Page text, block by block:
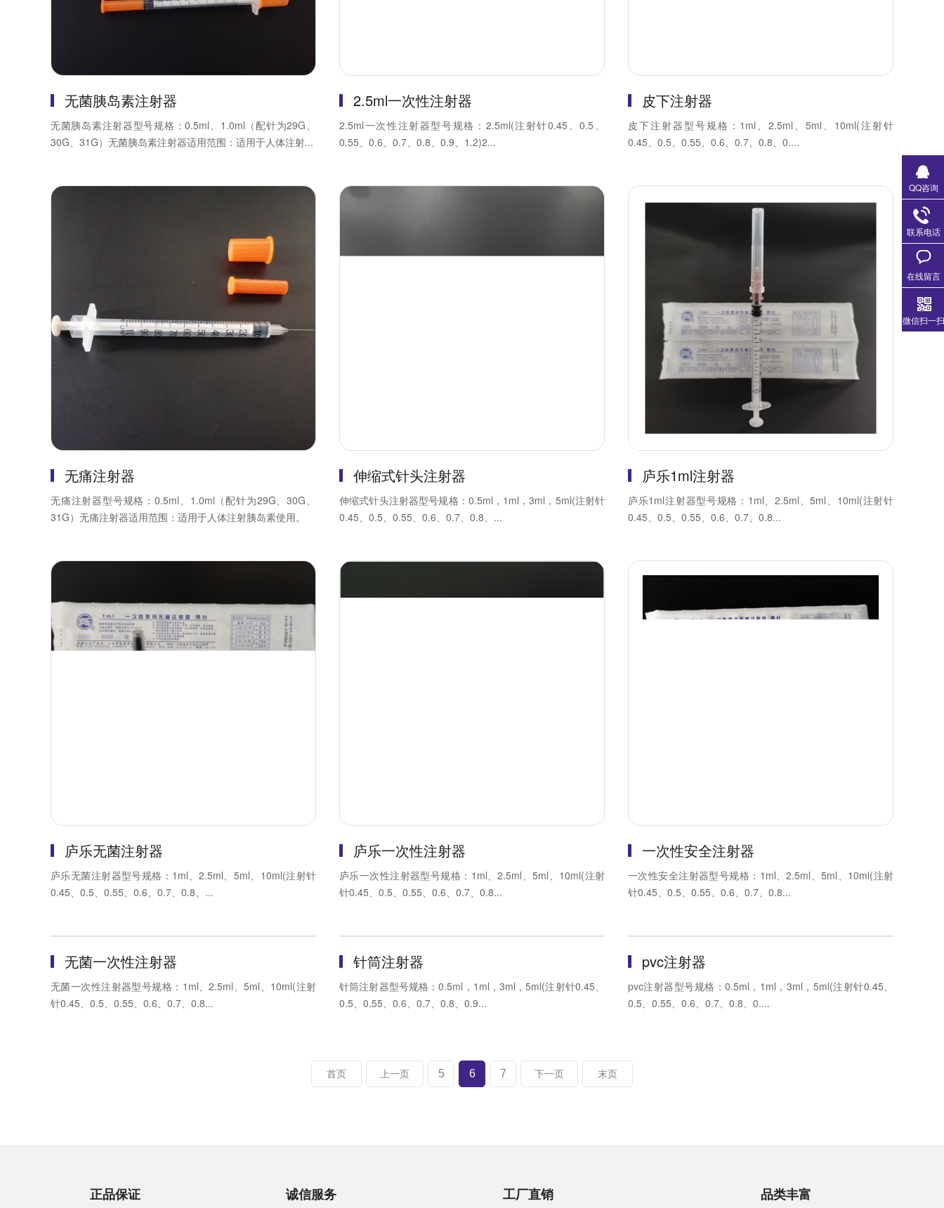
无菌胰岛素注射器
无菌胰岛素注射器型号规格：0.5ml、1.0ml（配针为29G、
30G、31G）无菌胰岛素注射器适用范围：适用于人体注射...
2.5ml一次性注射器
2.5ml一次性注射器型号规格：2.5ml(注射针0.45、0.5、
0.55、0.6、0.7、0.8、0.9、1.2)2...
皮下注射器
皮下注射器型号规格：1ml、2.5ml、5ml、10ml(注射针
0.45、0.5、0.55、0.6、0.7、0.8、0....
无痛注射器
无痛注射器型号规格：0.5ml、1.0ml（配针为29G、30G、
31G）无痛注射器适用范围：适用于人体注射胰岛素使用。
伸缩式针头注射器
伸缩式针头注射器型号规格：0.5ml，1ml，3ml，5ml(注射针
0.45、0.5、0.55、0.6、0.7、0.8、...
庐乐1ml注射器
庐乐1ml注射器型号规格：1ml、2.5ml、5ml、10ml(注射针
0.45、0.5、0.55、0.6、0.7、0.8...
庐乐无菌注射器
庐乐无菌注射器型号规格：1ml、2.5ml、5ml、10ml(注射针
0.45、0.5、0.55、0.6、0.7、0.8、...
庐乐一次性注射器
庐乐一次性注射器型号规格：1ml、2.5ml、5ml、10ml(注射
针0.45、0.5、0.55、0.6、0.7、0.8...
一次性安全注射器
一次性安全注射器型号规格：1ml、2.5ml、5ml、10ml(注射
针0.45、0.5、0.55、0.6、0.7、0.8...
无菌一次性注射器
无菌一次性注射器型号规格：1ml、2.5ml、5ml、10ml(注射
针0.45、0.5、0.55、0.6、0.7、0.8...
针筒注射器
针筒注射器型号规格：0.5ml，1ml，3ml，5ml(注射针0.45、
0.5、0.55、0.6、0.7、0.8、0.9...
pvc注射器
pvc注射器型号规格：0.5ml，1ml，3ml，5ml(注射针0.45、
0.5、0.55、0.6、0.7、0.8、0....
首页 上一页 5 6 7 下一页 末页
正品保证 诚信服务 工厂直销 品类丰富
QQ咨询
联系电话
在线留言
微信扫一扫